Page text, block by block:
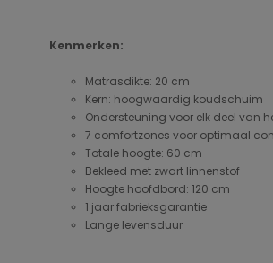
Kenmerken:
Matrasdikte: 20 cm
Kern: hoogwaardig koudschuim
Ondersteuning voor elk deel van
7 comfortzones voor optimaal
Totale hoogte: 60 cm
Bekleed met zwart linnenstof
Hoogte hoofdbord: 120 cm
1 jaar fabrieksgarantie
Lange levensduur